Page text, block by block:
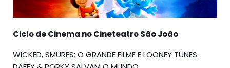
Ciclo de Cinema no Cineteatro São João
WICKED, SMURFS: O GRANDE FILME E LOONEY TUNES: